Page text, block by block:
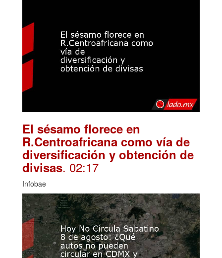
El sésamo florece en
R.Centroafricana como vía de
diversificación y obtención de
divisas. 02:17
Infobae